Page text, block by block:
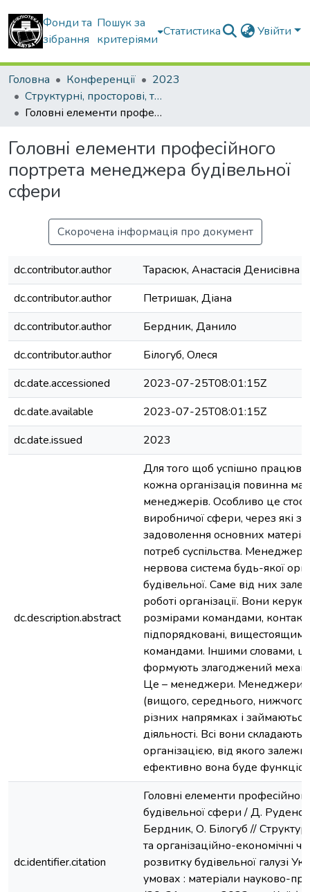
Фонди та
зібрання
Пошук за
критеріями
Статистика Увійти
Головна Конференції
2023
Структурні, просторові, технічні та організаційноекономічні чинники інноваційного розвитку будівельної галузі України в сучасних умовах
Головні елементи професійного портрета менеджера будівельної сфери
Головні елементи професійного
портрета менеджера будівельної
сфери
Скорочена інформація про документ
dc.contributor.author
Тарасюк, Анастасія Денисівна
dc.contributor.author
Петришак, Діана
dc.contributor.author
Бердник, Данило
dc.contributor.author
Білогуб, Олеся
dc.date.accessioned
2023-07-25T08:01:15Z
dc.date.available
2023-07-25T08:01:15Z
dc.date.issued
2023
dc.description.abstract
Для того щоб успішно
кожна організація повинна
менеджерів. Особливо це
виробничої сфери, через які
задоволення основних
потреб суспільства.
нервова система будь-якої
будівельної. Саме від них
роботі організації. Вони
розмірами командами,
підпорядковані,
командами. Іншими словами,
формують злагоджений
Це – менеджери. Менеджери
(вищого, середнього,
різних напрямках і
діяльності. Всі вони складають
організацією, від якого
ефективно вона буде
dc.identifier.citation
Головні елементи
будівельної сфери / Д.
Бердник, О. Білогуб //
та організаційно-економічні
розвитку будівельної галузі
умовах : матеріали науково-